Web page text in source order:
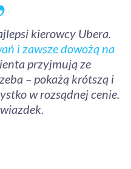
kierowcy Ubera.
i zawsze dowożą na
przyjmują ze
– pokażą krótszą i
w rozsądnej cenie.